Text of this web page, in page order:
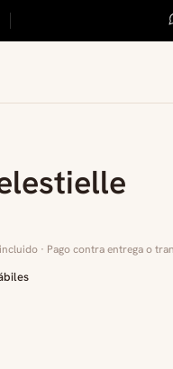
· Pago contra entrega o